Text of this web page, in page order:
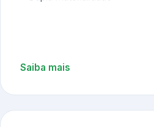
Governança e Riscos